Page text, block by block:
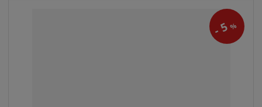
-5%